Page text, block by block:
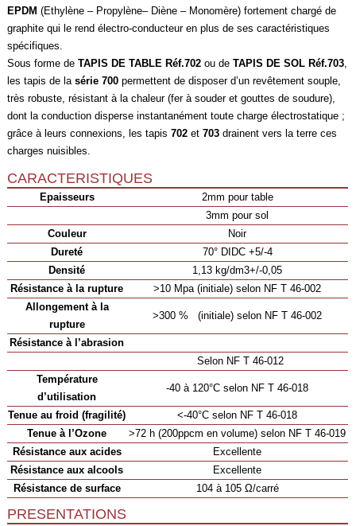
EPDM (Ethylène – Propylène– Diène – Monomère) fortement chargé de
graphite qui le rend électro-conducteur en plus de ses caractéristiques
spécifiques.
Sous forme deTAPIS DE TABLE Réf.702 ou deTAPIS DE SOL Réf.703,
les tapis de lasérie 700 permettent de disposer d’un revêtement souple,
très robuste, résistant à la chaleur (fer à souder et gouttes de soudure),
dont la conduction disperse instantanément toute charge électrostatique ;
grâce à leurs connexions, les tapis702 et703 drainent vers la terre ces
charges nuisibles.
CARACTERISTIQUES
Epaisseurs
2mm pour table
3mm pour sol
Couleur
Noir
Dureté
70° DIDC +5/-4
Densité
1,13 kg/dm3+/-0,05
Résistance à la rupture
>10 Mpa (initiale) selon NF T 46-002
Allongement à la
rupture
>300 % (initiale) selon NF T 46-002
Résistance à l’abrasion
Selon NF T 46-012
Température
d’utilisation
-40 à 120°C selon NF T 46-018
Tenue au froid (fragilité)
<-40°C selon NF T 46-018
Tenue à l’Ozone
>72 h (200ppcm en volume) selon NF T 46-019
Résistance aux acides
Excellente
Résistance aux alcools
Excellente
Résistance de surface
104 à 105 Ω/carré
PRESENTATIONS